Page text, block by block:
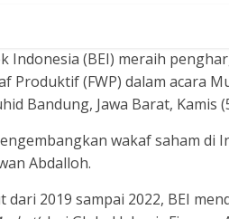
Indonesia (BEI) meraih
Produktif (FWP) dalam acara
Bandung, Jawa Barat, Kamis
wakaf saham di
Abdalloh.
2019 sampai 2022, BEI